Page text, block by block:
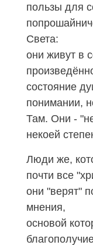
пользы для
Света:
они живут в
состояние
понимании,
Там. Они -
некоей
Люди же,
почти все
они "верят"
мнения,
основой